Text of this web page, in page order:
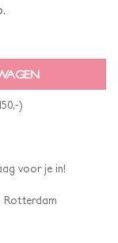
)
voor je in!
Rotterdam